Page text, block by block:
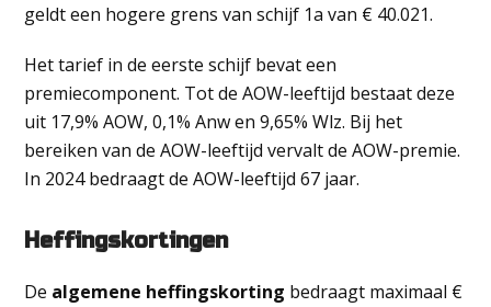
geldt een hogere grens van schijf 1a van € 40.021.
Het tarief in de eerste schijf bevat een
premiecomponent. Tot de AOW-leeftijd bestaat deze
uit 17,9% AOW, 0,1% Anw en 9,65% Wlz. Bij het
bereiken van de AOW-leeftijd vervalt de AOW-premie.
In 2024 bedraagt de AOW-leeftijd 67 jaar.
Heffingskortingen
De algemene heffingskorting bedraagt maximaal €